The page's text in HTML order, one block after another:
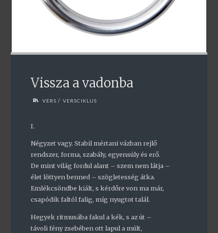
Vissza a vadonba
VERS / VERSCIKLUS
I.
Négyzet vagy. Stabil mértani vázban rejlő
rendszer, forma, szabály, egyensúly és erő.
De mint világ fordul alant – szem nem látja –
élet löttyen benned – szögletesség átka.
Emlékcsöndbe kiált, s kérdőre von ma már,
csapódik faltól falig, míg nyugtot talál.
Hegyek ritmusába fakul a kék, s az út –
távoli fény zsebében ott lapul a múlt,